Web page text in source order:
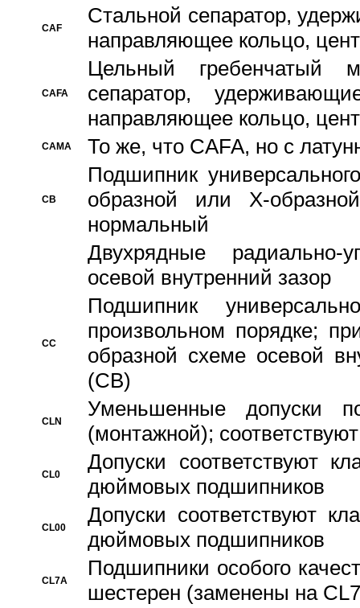
CAF
Стальной сепаратор,
направляющее кольцо,
CAFA
Цельный гребенчатый
сепаратор,
направляющее кольцо,
CAMA То же, что CAFA, но с
CB
Подшипник
образной или Х-
нормальный
Двухрядные радиально-
осевой внутренний зазор
CC
Подшипник
произвольном порядке;
образной схеме осевой
(CB)
CLN
Уменьшенные
(монтажной);
CL0
Допуски соответствуют
дюймовых подшипников
CL00
Допуски соответствуют
дюймовых подшипников
CL7A
Подшипники особого
шестерен (заменены на